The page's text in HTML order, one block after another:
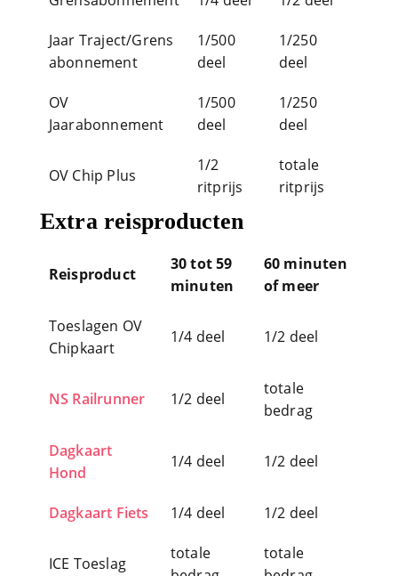
OV Chip Plus
1/2
totale
Extra reisproducten
minuten
of meer
Toeslagen OV
1/4 deel
NS Railrunner 1/2 deel
totale
Dagkaart
Hond
Dagkaart Fiets 1/4 deel 1/2 deel
ICE Toeslag
bedrag
bedrag
Toeslag 2-1
Dag 25
1/4 deel 1/2 deel
Toeslag 2-1